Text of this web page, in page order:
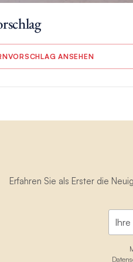
Highlights
wimmelt von
eine Fülle bunter Fische.
entfernt liegt die Insel Espiritu
Strände, kristallklaren
ANSEHEN
Erfahren Sie als Erster die